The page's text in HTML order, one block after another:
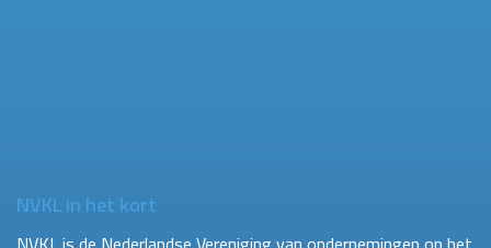
NVKL in het kort